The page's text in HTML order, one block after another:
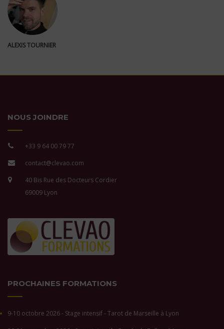
ALEXIS TOURNIER
NOUS JOINDRE
+33 9 64 00 79 77
contact@clevao.com
40 Bis Rue des Docteurs Cordier
69009 Lyon
PROCHAINES FORMATIONS
9-10 octobre 2026 - Stage intensif - Tarot de Marseille à Lyon